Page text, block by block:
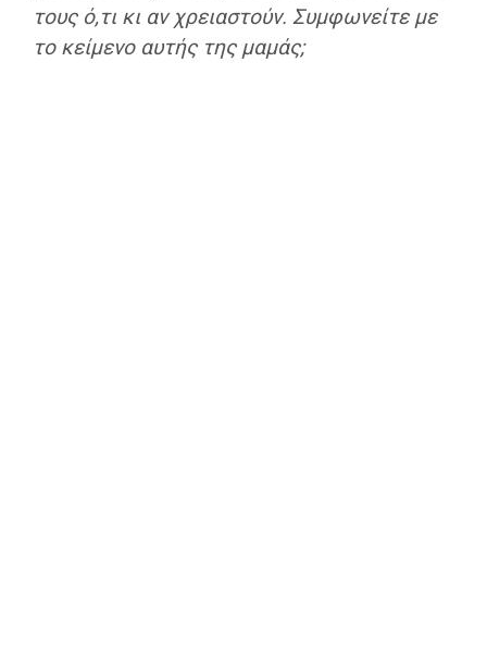
τους ό,τι κι αν χρειαστούν. Συμφωνείτε με
το κείμενο αυτής της μαμάς;